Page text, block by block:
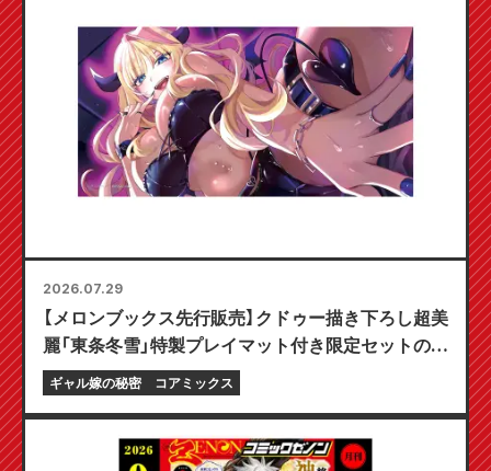
2026.07.29
【メロンブックス先行販売】クドゥー描き下ろし超美
麗「東条冬雪」特製プレイマット付き限定セットの予
約受付開始！『ギャル嫁の秘密』最新第6巻が10月20
日発売予定！
ギャル嫁の秘密 コアミックス